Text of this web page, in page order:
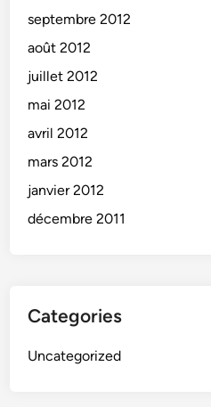
septembre 2012
août 2012
juillet 2012
mai 2012
avril 2012
mars 2012
janvier 2012
décembre 2011
Categories
Uncategorized